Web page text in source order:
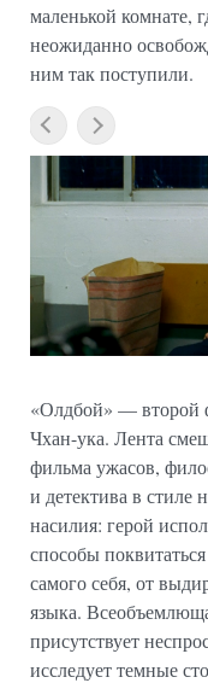
маленькой комнате,
неожиданно
ним так поступили.
«Олдбой» — второй
Чхан-ука. Лента
фильма ужасов,
и детектива в стиле
насилия: герой
способы
самого себя, от
языка.
присутствует
исследует темные